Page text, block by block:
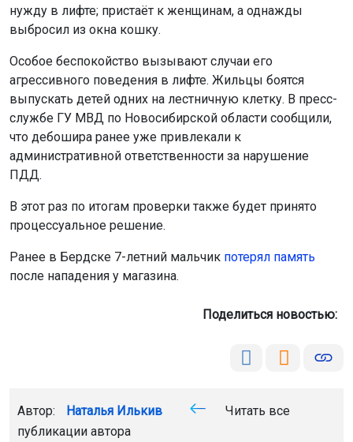
нужду в лифте; пристаёт к женщинам, а однажды
выбросил из окна кошку.
Особое беспокойство вызывают случаи его
агрессивного поведения в лифте. Жильцы боятся
выпускать детей одних на лестничную клетку. В пресс-
службе ГУ МВД по Новосибирской области сообщили,
что дебошира ранее уже привлекали к
административной ответственности за нарушение
ПДД.
В этот раз по итогам проверки также будет принято
процессуальное решение.
Ранее в Бердске 7-летний мальчик потерял память
после нападения у магазина.
Поделиться новостью:
Автор: Наталья Илькив
Читать все
публикации автора